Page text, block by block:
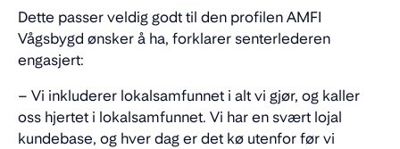
Dette passer veldig godt til den profilen AMFI
Vågsbygd ønsker å ha, forklarer senterlederen
engasjert:
– Vi inkluderer lokalsamfunnet i alt vi gjør, og kaller
oss hjertet i lokalsamfunnet. Vi har en svært lojal
kundebase, og hver dag er det kø utenfor før vi